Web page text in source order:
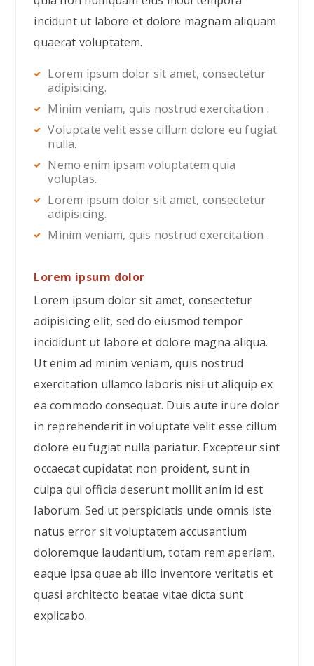
incidunt ut labore et dolore magnam aliquam
quaerat voluptatem.
Lorem ipsum dolor sit amet, consectetur
adipisicing.
Minim veniam, quis nostrud exercitation .
Voluptate velit esse cillum dolore eu fugiat
nulla.
Nemo enim ipsam voluptatem quia
voluptas.
Lorem ipsum dolor sit amet, consectetur
adipisicing.
Minim veniam, quis nostrud exercitation .
Lorem ipsum dolor
Lorem ipsum dolor sit amet, consectetur
adipisicing elit, sed do eiusmod tempor
incididunt ut labore et dolore magna aliqua.
Ut enim ad minim veniam, quis nostrud
exercitation ullamco laboris nisi ut aliquip ex
ea commodo consequat. Duis aute irure dolor
in reprehenderit in voluptate velit esse cillum
dolore eu fugiat nulla pariatur. Excepteur sint
occaecat cupidatat non proident, sunt in
culpa qui officia deserunt mollit anim id est
laborum. Sed ut perspiciatis unde omnis iste
natus error sit voluptatem accusantium
doloremque laudantium, totam rem aperiam,
eaque ipsa quae ab illo inventore veritatis et
quasi architecto beatae vitae dicta sunt
explicabo.